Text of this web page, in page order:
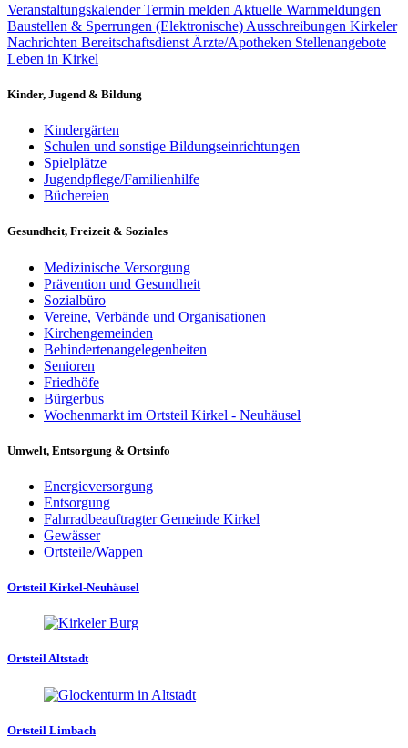
VeranstaltungskalenderTermin melden Aktuelle Warnmeldungen
Baustellen & Sperrungen (Elektronische) Ausschreibungen Kirkeler
Nachrichten Bereitschaftsdienst Ärzte/Apotheken Stellenangebote
Leben in Kirkel
Kinder, Jugend & Bildung
Kindergärten
Schulen und sonstige Bildungseinrichtungen
Spielplätze
Jugendpflege/Familienhilfe
Büchereien
Gesundheit, Freizeit & Soziales
Medizinische Versorgung
Prävention und Gesundheit
Sozialbüro
Vereine, Verbände und Organisationen
Kirchengemeinden
Behindertenangelegenheiten
Senioren
Friedhöfe
Bürgerbus
Wochenmarkt im Ortsteil Kirkel - Neuhäusel
Umwelt, Entsorgung & Ortsinfo
Energieversorgung
Entsorgung
Fahrradbeauftragter Gemeinde Kirkel
Gewässer
Ortsteile/Wappen
Ortsteil Kirkel-Neuhäusel
Ortsteil Altstadt
Ortsteil Limbach